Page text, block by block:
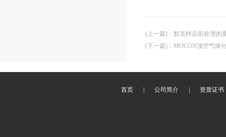
(上一篇) ： 默克样品前处理的
(下一篇) ： MOCON顶空气体
首页 公司简介 资质证书